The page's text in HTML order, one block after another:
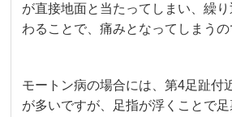
が直接地面と当たってしまい、繰
わることで、痛みとなってしまうの
モートン病の場合には、第4足趾付
が多いですが、足指が浮くことで